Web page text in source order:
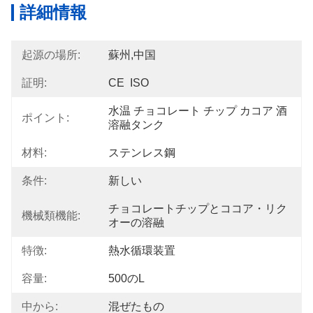
詳細情報
起源の場所: 蘇州,中国
証明: CE  ISO
ポイント:
水温 チョコレート チップ カコア 酒
溶融タンク
材料: ステンレス鋼
条件: 新しい
機械類機能:
チョコレートチップとココア・リク
オーの溶融
特徴: 熱水循環装置
容量: 500のL
中から: 混ぜたもの